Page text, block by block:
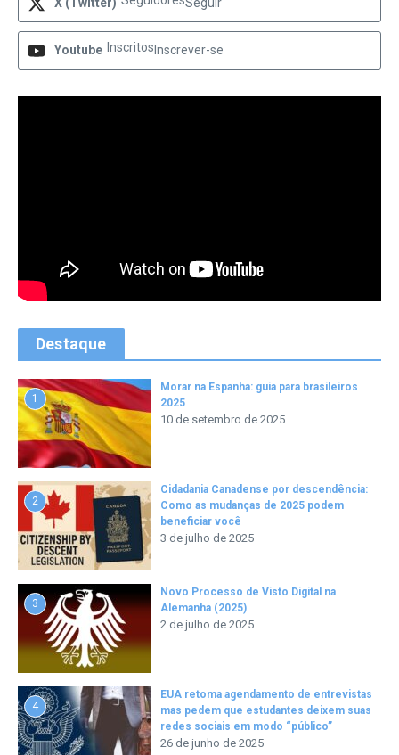
Youtube Inscritos Inscrever-se
Destaque
1
Morar na Espanha: guia para brasileiros
2025
10 de setembro de 2025
2
Cidadania Canadense por descendência:
Como as mudanças de 2025 podem
beneficiar você
3 de julho de 2025
3
Novo Processo de Visto Digital na
Alemanha (2025)
2 de julho de 2025
4
EUA retoma agendamento de entrevistas
mas pedem que estudantes deixem suas
redes sociais em modo “público”
26 de junho de 2025